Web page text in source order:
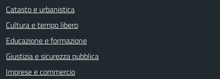
Catasto e urbanistica
Cultura e tempo libero
Educazione e formazione
Giustizia e sicurezza pubblica
Imprese e commercio